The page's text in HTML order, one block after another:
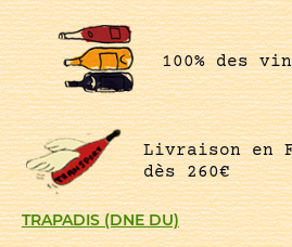
TRAPADIS (DNE DU)
100% des
Livraison en
dès 260€